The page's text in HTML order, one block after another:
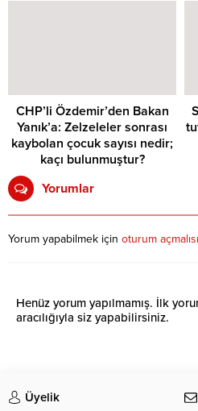
CHP’li Özdemir’den Bakan
Yanık’a: Zelzeleler sonrası
kaybolan çocuk sayısı nedir;
kaçı bulunmuştur?
Yorumlar
Yorum yapabilmek için oturum
Henüz yorum yapılmamış. İlk
aracılığıyla siz yapabilirsiniz.
Üyelik